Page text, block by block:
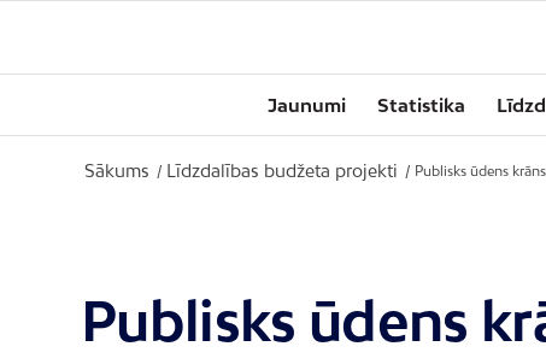
Jaunumi Statistika
Sākums / Līdzdalības budžeta projekti / Publisks ūdens krāns
Publisks ūdens